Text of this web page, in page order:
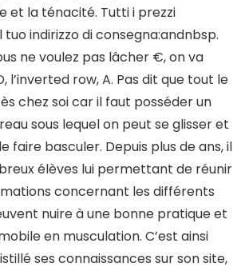
et la ténacité. Tutti i prezzi
tuo indirizzo di consegna:andnbsp.
ne voulez pas lâcher €, on va
l’inverted row, A. Pas dit que tout le
chez soi car il faut posséder un
sous lequel on peut se glisser et
faire basculer. Depuis plus de ans, il
élèves lui permettant de réunir
concernant les différents
nuire à une bonne pratique et
en musculation. C’est ainsi
ses connaissances sur son site,